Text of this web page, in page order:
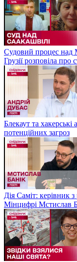
Судовий процес над
Грузії розповіла про
Блекаут та хакерські
потенційних загроз
Дія Саміт: керівник
Мінцифрі Мстислав